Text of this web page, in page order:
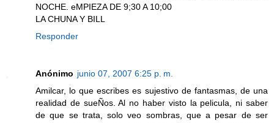
NOCHE. eMPIEZA DE 9;30 A 10;00
LA CHUNA Y BILL
Responder
Anónimo junio 07, 2007 6:25 p. m.
Amilcar, lo que escribes es sujestivo de fantasmas, de una
realidad de sueÑos. Al no haber visto la pelicula, ni saber
de que se trata, solo veo sombras, que a pesar de ser